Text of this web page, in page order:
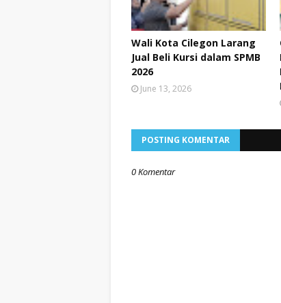
Wali Kota Cilegon Larang
Jual Beli Kursi dalam SPMB
2026
June 13, 2026
POSTING KOMENTAR
0 Komentar